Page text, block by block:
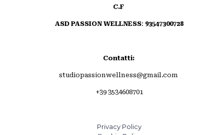
C.F
ASD PASSION WELLNESS: 93547300728
Contatti:
studiopassionwellness@gmail.com
+39 3534608701
Privacy Policy